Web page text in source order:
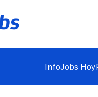
InfoJobs Hoy